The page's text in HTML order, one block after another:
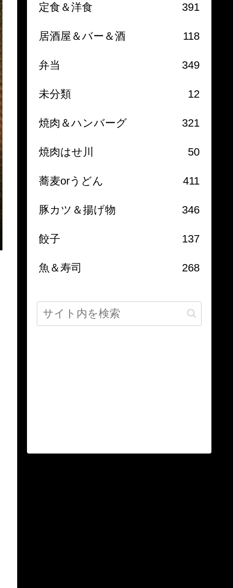
定食＆洋食 391
居酒屋＆バー＆酒 118
弁当 349
未分類 12
焼肉＆ハンバーグ 321
焼肉はせ川 50
蕎麦orうどん 411
豚カツ＆揚げ物 346
餃子 137
魚＆寿司 268